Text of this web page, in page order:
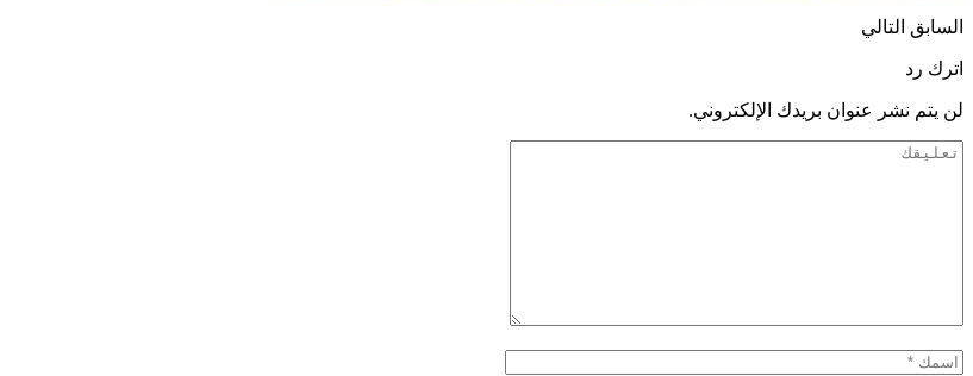
السابق التالي
اترك رد
لن يتم نشر عنوان بريدك الإلكتروني.